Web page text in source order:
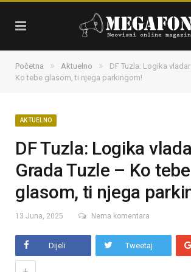
Početna » Aktuelno »
DF Tuzla: Logika
Ko tebe glasom, ti njega parkingom!
AKTUELNO
DF Tuzla: Logika
Grada Tuzle – Ko tebe
glasom, ti njega
13 Juna, 2025 Nema komentara
Dijeli Tweetaj